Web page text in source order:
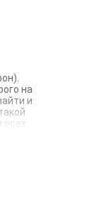
на
и
всех